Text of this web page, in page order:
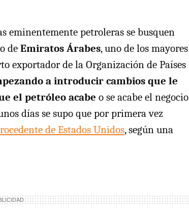
eminentemente petroleras se busquen
de Emiratos Árabes, uno de los mayores
exportador de la Organización de Países
a introducir cambios que le
el petróleo acabe o se acabe el negocio
días se supo que por primera vez
de Estados Unidos, según una